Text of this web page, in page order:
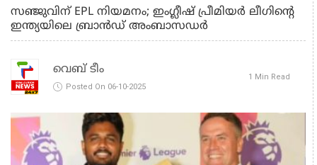
സഞ്ജുവിന് EPL നിയമനം; ഇംഗ്ലീഷ് പ്രീമിയര്‍ ലീഗിന്‍റെ
ഇന്ത്യയിലെ ബ്രാന്‍ഡ് അംബാസഡര്‍
വെബ് ടീം
Posted On 06-10-2025
1 Min Read